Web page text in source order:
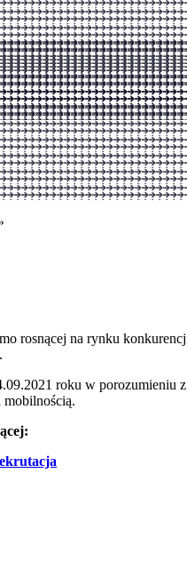
rosnącej na rynku
roku w porozumieniu
mobilnością.